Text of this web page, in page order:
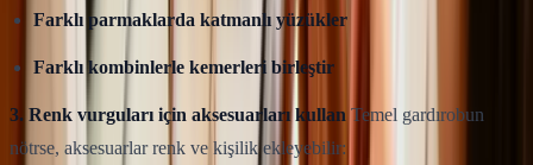
Farklı parmaklarda katmanlı yüzükler
Farklı kombinlerle kemerleri birleştir
3. Renk vurguları için aksesuarları kullan Temel gardırobun
nötrse, aksesuarlar renk ve kişilik ekleyebilir: